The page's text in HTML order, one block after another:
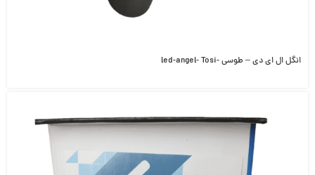
انگل ال ای دی – طوسی -led-angel- Tosi